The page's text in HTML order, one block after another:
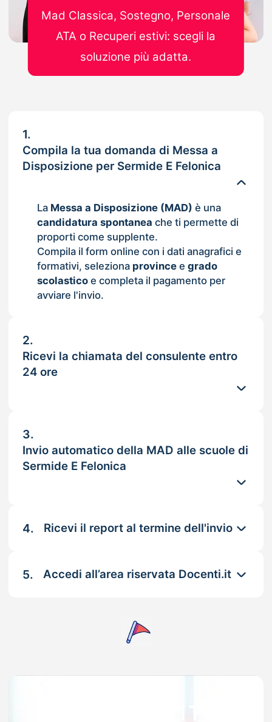
1.
Compila la tua domanda di Messa a
Disposizione per Sermide E Felonica
La Messa a Disposizione (MAD) è una
candidatura spontanea che ti permette di
proporti come supplente.
Compila il form online con i dati anagrafici e
formativi, seleziona provincee grado
scolasticoe completa il pagamento per
avviare l'invio.
2.
Ricevi la chiamata del consulente entro
24 ore
3.
Invio automatico della MAD alle scuole di
Sermide E Felonica
4. Ricevi il report al termine dell'invio
5. Accedi all’area riservata Docenti.it
Mad Classica, Sostegno, Personale
ATA o Recuperi estivi: scegli la
soluzione più adatta.